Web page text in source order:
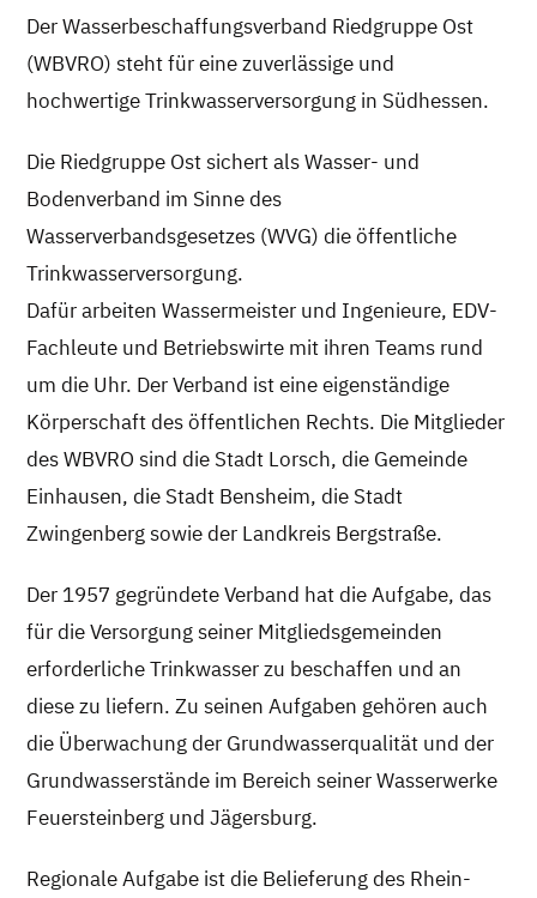
Der Wasserbeschaffungsverband Riedgruppe Ost
(WBVRO) steht für eine zuverlässige und
hochwertige Trinkwasserversorgung in Südhessen.
Die Riedgruppe Ost sichert als Wasser- und
Bodenverband im Sinne des
Wasserverbandsgesetzes (WVG) die öffentliche
Trinkwasserversorgung.
Dafür arbeiten Wassermeister und Ingenieure, EDV-
Fachleute und Betriebswirte mit ihren Teams rund
um die Uhr. Der Verband ist eine eigenständige
Körperschaft des öffentlichen Rechts. Die Mitglieder
des WBVRO sind die Stadt Lorsch, die Gemeinde
Einhausen, die Stadt Bensheim, die Stadt
Zwingenberg sowie der Landkreis Bergstraße.
Der 1957 gegründete Verband hat die Aufgabe, das
für die Versorgung seiner Mitgliedsgemeinden
erforderliche Trinkwasser zu beschaffen und an
diese zu liefern. Zu seinen Aufgaben gehören auch
die Überwachung der Grundwasserqualität und der
Grundwasserstände im Bereich seiner Wasserwerke
Feuersteinberg und Jägersburg.
Regionale Aufgabe ist die Belieferung des Rhein-